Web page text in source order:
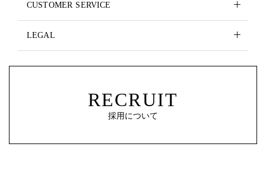
CUSTOMER SERVICE
LEGAL
RECRUIT
採用について